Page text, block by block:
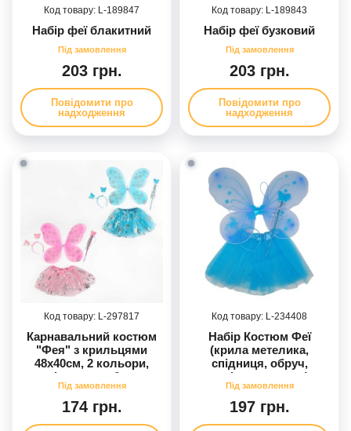
189847
Набір феї блакитний
203 грн.
Повідомити про
надходження
189843
Набір феї бузковий
203 грн.
Повідомити про
надходження
297817
Карнавальний костюм
"Фея" з крильцями
48х40см, 2 кольори,
спідничка, обруч,
чарівна паличка (120)
174 грн.
234408
Набір Костюм Феї
(крила метелика,
спідниця, обруч,
чарівна паличка)
блакитний
197 грн.